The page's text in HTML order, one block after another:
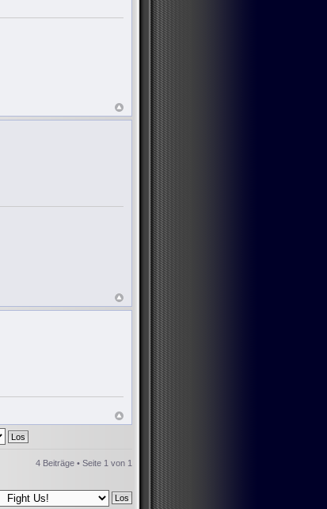
4 Beiträge • Seite 1 von 1